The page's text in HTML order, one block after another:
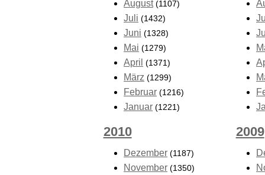
August (1107)
Juli (1432)
Juni (1328)
Mai (1279)
April (1371)
März (1299)
Februar (1216)
Januar (1221)
2010
Dezember (1187)
November (1350)
2009